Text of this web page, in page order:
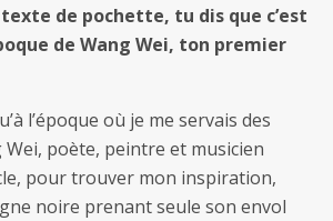
texte de pochette, tu dis que c’est
de Wang Wei, ton premier
l’époque où je me servais des
Wei, poète, peintre et musicien
pour trouver mon inspiration,
noire prenant seule son envol